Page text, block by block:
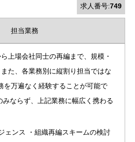
求人番号:749
担当業務
上場会社同士の再編まで、規模・
た、各業務別に縦割り担当ではな
を万遍なく経験することが可能で
ならず、上記業務に幅広く携わる
ェンス ・組織再編スキームの検討